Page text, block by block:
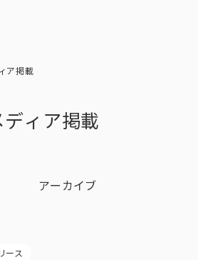
ア掲載
ィア掲載
アーカイブ
ース